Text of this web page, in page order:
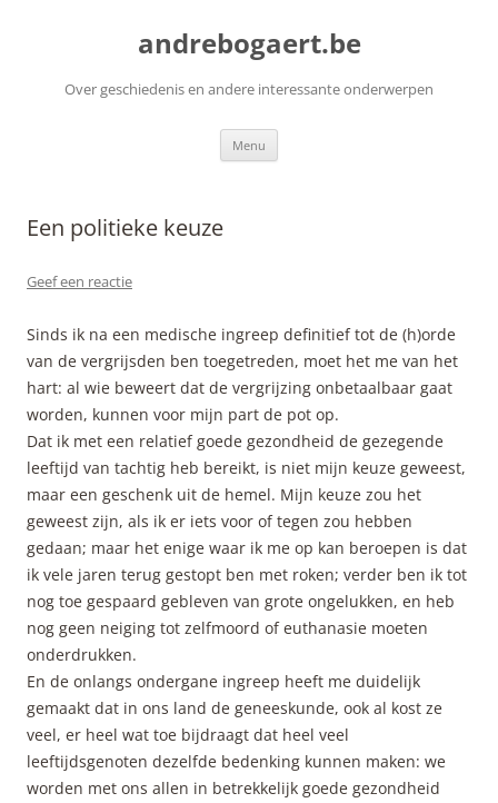
andrebogaert.be
Over geschiedenis en andere interessante onderwerpen
Menu
Een politieke keuze
Geef een reactie
Sinds ik na een medische ingreep definitief tot de (h)orde
van de vergrijsden ben toegetreden, moet het me van het
hart: al wie beweert dat de vergrijzing onbetaalbaar gaat
worden, kunnen voor mijn part de pot op.
Dat ik met een relatief goede gezondheid de gezegende
leeftijd van tachtig heb bereikt, is niet mijn keuze geweest,
maar een geschenk uit de hemel. Mijn keuze zou het
geweest zijn, als ik er iets voor of tegen zou hebben
gedaan; maar het enige waar ik me op kan beroepen is dat
ik vele jaren terug gestopt ben met roken; verder ben ik tot
nog toe gespaard gebleven van grote ongelukken, en heb
nog geen neiging tot zelfmoord of euthanasie moeten
onderdrukken.
En de onlangs ondergane ingreep heeft me duidelijk
gemaakt dat in ons land de geneeskunde, ook al kost ze
veel, er heel wat toe bijdraagt dat heel veel
leeftijdsgenoten dezelfde bedenking kunnen maken: we
worden met ons allen in betrekkelijk goede gezondheid